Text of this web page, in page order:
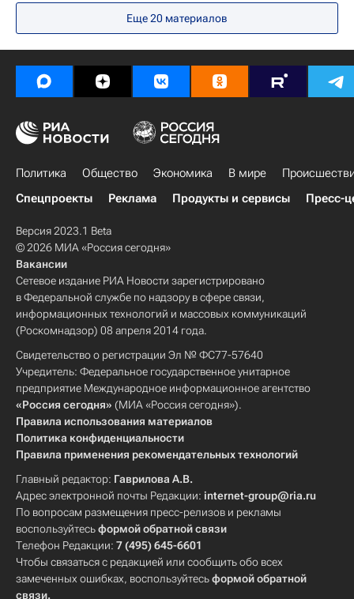
Еще20 материалов
Политика Общество Экономика В мире
Спецпроекты
Реклама Продукты и сервисы Пресс-
Версия 2023.1 Beta
© 2026 МИА «Россия сегодня»
Вакансии
Сетевое издание РИА Новости зарегистрировано
в Федеральной службе по надзору в сфере связи,
информационных технологий и массовых коммуникаций
(Роскомнадзор) 08 апреля 2014 года.
Свидетельство о регистрации Эл № ФС77-57640
Учредитель: Федеральное государственное унитарное
предприятие Международное информационное агентство
«Россия сегодня» (МИА «Россия сегодня»).
Правила использования материалов
Политика конфиденциальности
Правила применения рекомендательных технологий
Главный редактор: Гаврилова А.В.
Адрес электронной почты Редакции: internet-group@ria.ru
По вопросам размещения пресс-релизов и рекламы
воспользуйтесьформой обратной связи
Телефон Редакции: 7 (495) 645-6601
Чтобы связаться с редакцией или сообщить обо всех
замеченных ошибках, воспользуйтесьформой обратной
связи.